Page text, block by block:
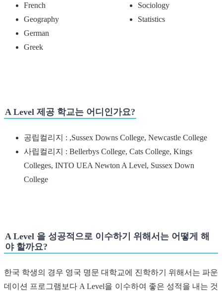
French
Geography
German
Greek
Sociology
Statistics
A Level 제공 학교는 어디인가요?
공립컬리지 : ,Sussex Downs College, Newcastle College
사립컬리지 : Bellerbys College, Cats College, Kings
Colleges, INTO UEA Newton A Level, Sussex Down
College
A Level 을 성공적으로 이수하기 위해서는 어떻게 해
야 할까요?
한국 학생의 경우 영국 명문 대학교에 진학하기 위해서는 파운
데이션 프로그램보다 A Level을 이수하여 좋은 성적을 내는 것